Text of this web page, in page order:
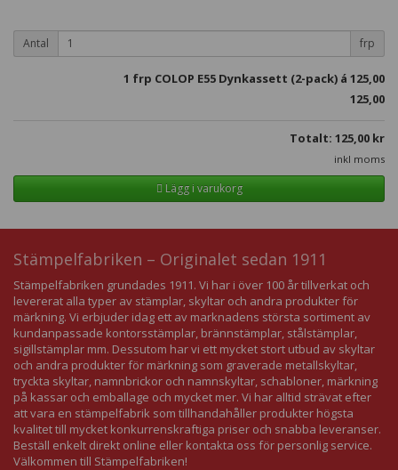
Antal frp
1 frp COLOP E55 Dynkassett (2-pack) á 125,00
125,00
Totalt: 125,00 kr
inkl moms
Lägg i varukorg
Stämpelfabriken – Originalet sedan 1911
Stämpelfabriken grundades 1911. Vi har i över 100 år tillverkat och
levererat alla typer av stämplar, skyltar och andra produkter för
märkning. Vi erbjuder idag ett av marknadens största sortiment av
kundanpassade kontorsstämplar, brännstämplar, stålstämplar,
sigillstämplar mm. Dessutom har vi ett mycket stort utbud av skyltar
och andra produkter för märkning som graverade metallskyltar,
tryckta skyltar, namnbrickor och namnskyltar, schabloner, märkning
på kassar och emballage och mycket mer. Vi har alltid strävat efter
att vara en stämpelfabrik som tillhandahåller produkter högsta
kvalitet till mycket konkurrenskraftiga priser och snabba leveranser.
Beställ enkelt direkt online eller kontakta oss för personlig service.
Välkommen till Stämpelfabriken!